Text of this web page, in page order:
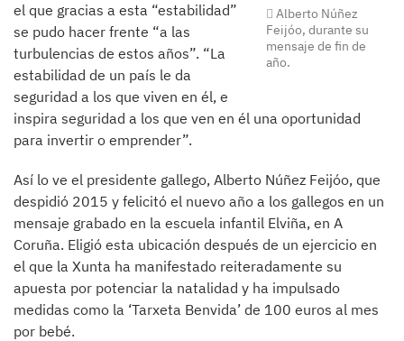
Alberto Núñez
Feijóo, durante su
mensaje de fin de
año.
el que gracias a esta “estabilidad”
se pudo hacer frente “a las
turbulencias de estos años”. “La
estabilidad de un país le da
seguridad a los que viven en él, e
inspira seguridad a los que ven en él una oportunidad
para invertir o emprender”.
Así lo ve el presidente gallego, Alberto Núñez Feijóo, que
despidió 2015 y felicitó el nuevo año a los gallegos en un
mensaje grabado en la escuela infantil Elviña, en A
Coruña. Eligió esta ubicación después de un ejercicio en
el que la Xunta ha manifestado reiteradamente su
apuesta por potenciar la natalidad y ha impulsado
medidas como la ‘Tarxeta Benvida’ de 100 euros al mes
por bebé.